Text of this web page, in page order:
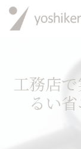
工務店
るい